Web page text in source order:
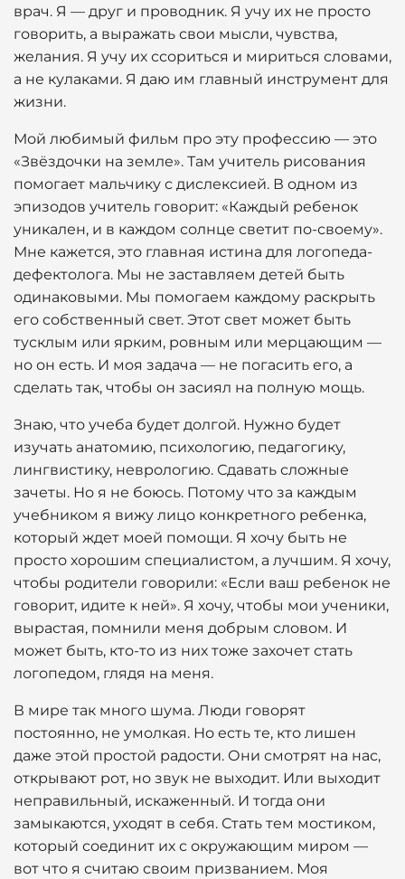
врач. Я — друг и проводник. Я учу их не просто
говорить, а выражать свои мысли, чувства,
желания. Я учу их ссориться и мириться словами,
а не кулаками. Я даю им главный инструмент для
жизни.
Мой любимый фильм про эту профессию — это
«Звёздочки на земле». Там учитель рисования
помогает мальчику с дислексией. В одном из
эпизодов учитель говорит: «Каждый ребенок
уникален, и в каждом солнце светит по-своему».
Мне кажется, это главная истина для логопеда-
дефектолога. Мы не заставляем детей быть
одинаковыми. Мы помогаем каждому раскрыть
его собственный свет. Этот свет может быть
тусклым или ярким, ровным или мерцающим —
но он есть. И моя задача — не погасить его, а
сделать так, чтобы он засиял на полную мощь.
Знаю, что учеба будет долгой. Нужно будет
изучать анатомию, психологию, педагогику,
лингвистику, неврологию. Сдавать сложные
зачеты. Но я не боюсь. Потому что за каждым
учебником я вижу лицо конкретного ребенка,
который ждет моей помощи. Я хочу быть не
просто хорошим специалистом, а лучшим. Я хочу,
чтобы родители говорили: «Если ваш ребенок не
говорит, идите к ней». Я хочу, чтобы мои ученики,
вырастая, помнили меня добрым словом. И
может быть, кто-то из них тоже захочет стать
логопедом, глядя на меня.
В мире так много шума. Люди говорят
постоянно, не умолкая. Но есть те, кто лишен
даже этой простой радости. Они смотрят на нас,
открывают рот, но звук не выходит. Или выходит
неправильный, искаженный. И тогда они
замыкаются, уходят в себя. Стать тем мостиком,
который соединит их с окружающим миром —
вот что я считаю своим призванием. Моя